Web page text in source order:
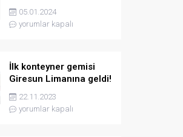
sebebi olarak ilân
etmişti
05.01.2024
yorumlar kapalı
İlk konteyner gemisi
Giresun Limanına geldi!
22.11.2023
yorumlar kapalı